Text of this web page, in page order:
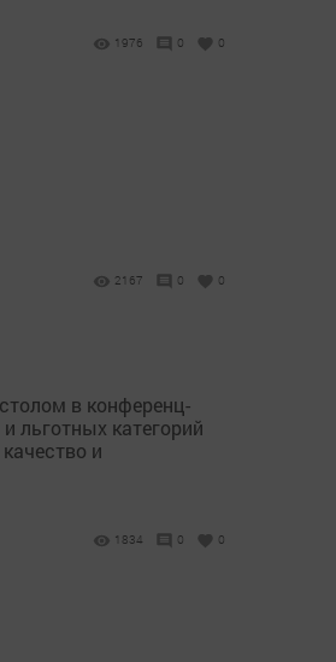
1976 0 0
2167 0 0
в конференц-
льготных категорий
и
1834 0 0